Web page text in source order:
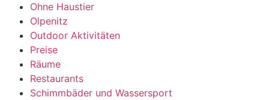
Ohne Haustier
Olpenitz
Outdoor Aktivitäten
Preise
Räume
Restaurants
Schimmbäder und Wassersport